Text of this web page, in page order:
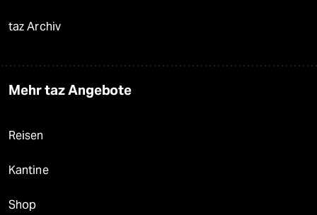
taz Archiv
Mehr taz Angebote
Reisen
Kantine
Shop